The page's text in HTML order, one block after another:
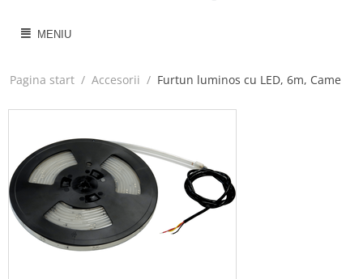
MENIU
Pagina start / Accesorii / Furtun luminos cu LED, 6m, Came